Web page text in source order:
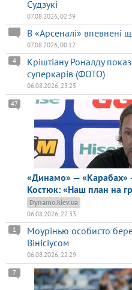
Судзукі
07.08.2026, 02:39
В «Арсеналі» впевнені
07.08.2026, 00:12
Кріштіану Роналду
суперкарів (ФОТО)
4
06.08.2026, 23:25
«Динамо» — «Карабах»
Костюк: «Наш план на
47
Dynamo.kiev.ua
06.08.2026, 22:33
Моурінью особисто
Вінісіусом
1
06.08.2026, 22:29
7